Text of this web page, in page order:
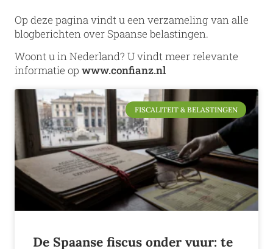
Op deze pagina vindt u een verzameling van alle
blogberichten over Spaanse belastingen.
Woont u in Nederland? U vindt meer relevante
informatie op www.confianz.nl
FISCALITEIT & BELASTINGEN
De Spaanse fiscus onder vuur: te